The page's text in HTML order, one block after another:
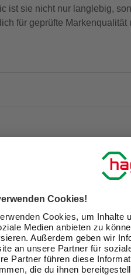
ist sie nicht nur langlebig,
für geprüfte